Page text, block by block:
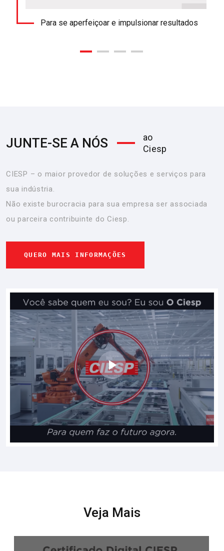
Para se aperfeiçoar e impulsionar resultados
JUNTE-SE A NÓS
ao
Ciesp
CIESP – o maior provedor de soluções e serviços para
sua indústria.
Não existe burocracia para sua empresa ser associada
ou parceira contribuinte do Ciesp.
QUERO MAIS INFORMAÇÕES
Veja Mais